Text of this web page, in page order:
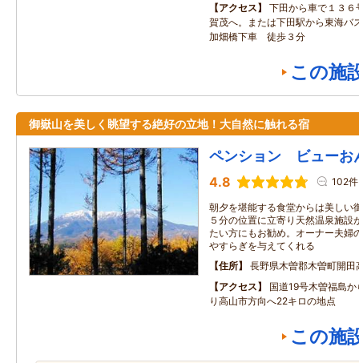
アクセス
下田から車で１３
賀茂へ。または下田駅から東海
加畑橋下車 徒歩３分
この施
御嶽山を美しく眺望する絶好の立地！大自然に触れる宿
ペンション ビューお
4.8 102件
朝夕を堪能する食堂からは美しい
５分の位置に立寄り天然温泉施設
たい方にもお勧め。オーナー夫婦
やすらぎを与えてくれる
住所
長野県木曽郡木曽町開田
アクセス
国道19号木曽福島
り高山市方向へ22キロの地点
この施